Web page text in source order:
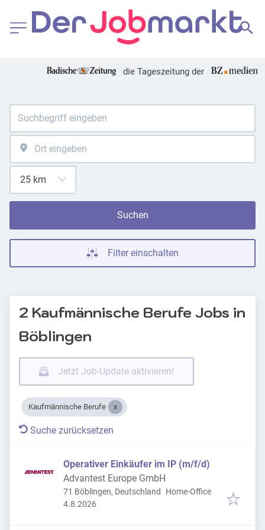
die Tageszeitung der
Suchen
Filter einschalten
2 Kaufmännische Berufe Jobs in
Böblingen
Jetzt Job-Update aktivieren!
Kaufmännische Berufe
Suche zurücksetzen
Operativer Einkäufer im IP (m/f/d)
Advantest Europe GmbH
71 Böblingen, Deutschland
Home-Office
Veröffentlicht
4.8.2026